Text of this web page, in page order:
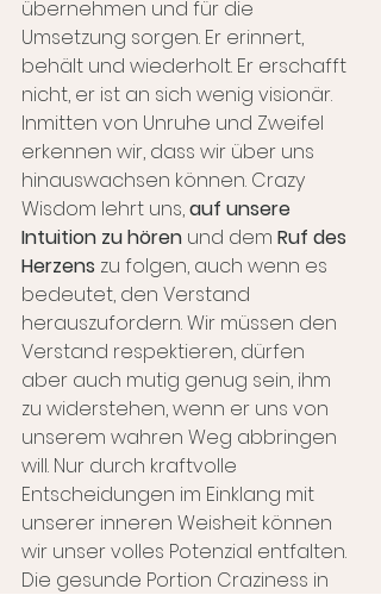
übernehmen und für die
Umsetzung sorgen. Er erinnert,
behält und wiederholt. Er erschafft
nicht, er ist an sich wenig visionär.
Inmitten von Unruhe und Zweifel
erkennen wir, dass wir über uns
hinauswachsen können. Crazy
Wisdom lehrt uns, auf unsere
Intuition zu hören und dem Ruf des
Herzens zu folgen, auch wenn es
bedeutet, den Verstand
herauszufordern. Wir müssen den
Verstand respektieren, dürfen
aber auch mutig genug sein, ihm
zu widerstehen, wenn er uns von
unserem wahren Weg abbringen
will. Nur durch kraftvolle
Entscheidungen im Einklang mit
unserer inneren Weisheit können
wir unser volles Potenzial entfalten.
Die gesunde Portion Craziness in